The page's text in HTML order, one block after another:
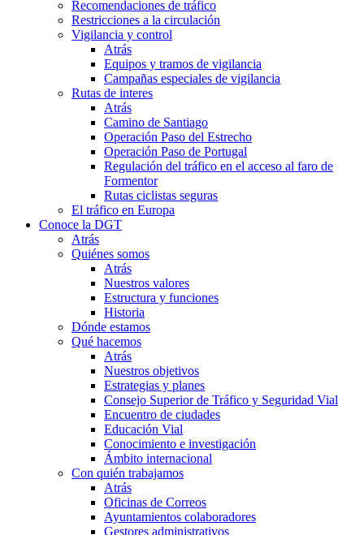
Recomendaciones de tráfico
Restricciones a la circulación
Vigilancia y control
Atrás
Equipos y tramos de vigilancia
Campañas especiales de vigilancia
Rutas de interes
Atrás
Camino de Santiago
Operación Paso del Estrecho
Operación Paso de Portugal
Regulación del tráfico en el acceso al faro de
Formentor
Rutas ciclistas seguras
El tráfico en Europa
Conoce la DGT
Atrás
Quiénes somos
Atrás
Nuestros valores
Estructura y funciones
Historia
Dónde estamos
Qué hacemos
Atrás
Nuestros objetivos
Estrategias y planes
Consejo Superior de Tráfico y Seguridad Vial
Encuentro de ciudades
Educación Vial
Conocimiento e investigación
Ámbito internacional
Con quién trabajamos
Atrás
Oficinas de Correos
Ayuntamientos colaboradores
Gestores administrativos